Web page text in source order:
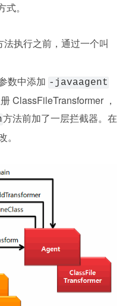
。
数中添加 -javaagent
ClassFileTransformer ，
方法前加了一层拦截器。在